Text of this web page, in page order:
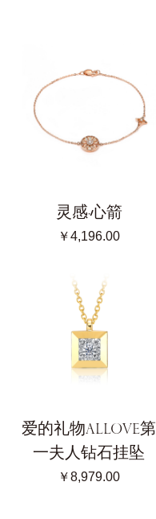
灵感·心箭
￥4,196.00
爱的礼物ALLOVE第
一夫人钻石挂坠
￥8,979.00